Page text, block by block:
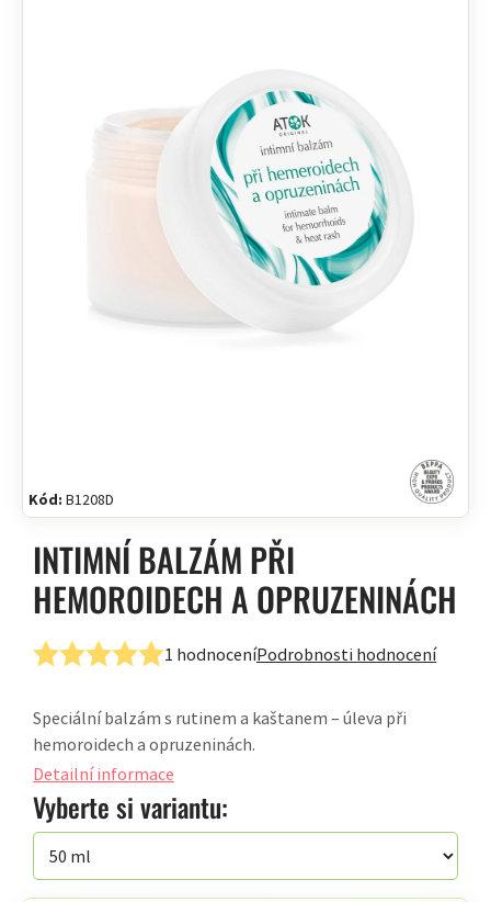
Kód: B1208D
INTIMNÍ BALZÁM PŘI
HEMOROIDECH A OPRUZENINÁCH
Průměrné
produktu
je
5,0
z
5
hvězdiček.
1 hodnoceníPodrobnosti hodnocení
Vyberte si variantu:
Speciální balzám s rutinem a kaštanem – úleva při
hemoroidech a opruzeninách.
Detailní informace